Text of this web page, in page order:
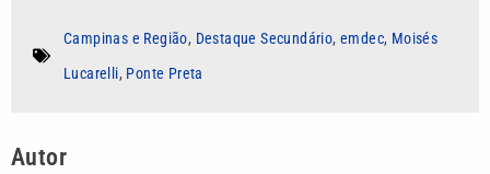
Campinas e Região, Destaque Secundário,emdec, Moisés
Lucarelli, Ponte Preta
Autor